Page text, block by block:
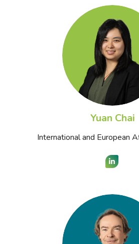
Yuan Chai
International and European
LinkedIn